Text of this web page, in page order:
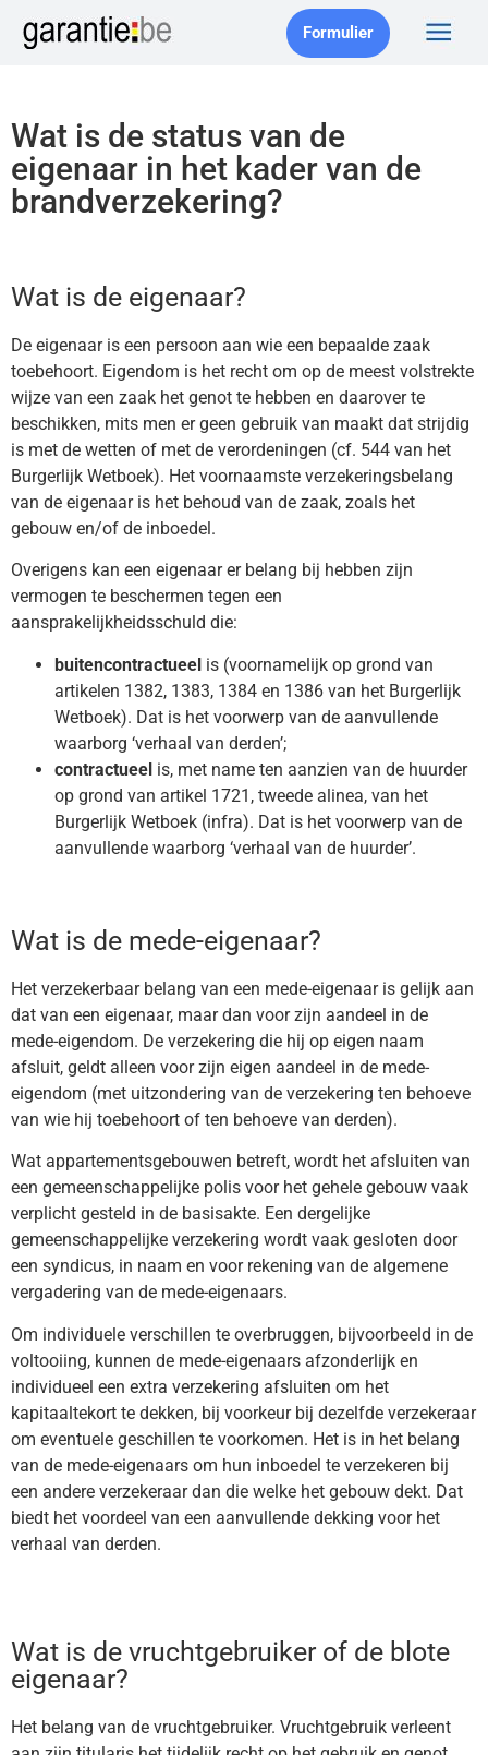
Formulier
Wat is de status van de
eigenaar in het kader van de
brandverzekering?
Wat is de eigenaar?
De eigenaar is een persoon aan wie een bepaalde zaak
toebehoort. Eigendom is het recht om op de meest volstrekte
wijze van een zaak het genot te hebben en daarover te
beschikken, mits men er geen gebruik van maakt dat strijdig
is met de wetten of met de verordeningen (cf. 544 van het
Burgerlijk Wetboek). Het voornaamste verzekeringsbelang
van de eigenaar is het behoud van de zaak, zoals het
gebouw en/of de inboedel.
Overigens kan een eigenaar er belang bij hebben zijn
vermogen te beschermen tegen een
aansprakelijkheidsschuld die:
buitencontractueel is (voornamelijk op grond van
artikelen 1382, 1383, 1384 en 1386 van het Burgerlijk
Wetboek). Dat is het voorwerp van de aanvullende
waarborg ‘verhaal van derden’;
contractueel is, met name ten aanzien van de huurder
op grond van artikel 1721, tweede alinea, van het
Burgerlijk Wetboek (infra). Dat is het voorwerp van de
aanvullende waarborg ‘verhaal van de huurder’.
Wat is de mede-eigenaar?
Het verzekerbaar belang van een mede-eigenaar is gelijk aan
dat van een eigenaar, maar dan voor zijn aandeel in de
mede-eigendom. De verzekering die hij op eigen naam
afsluit, geldt alleen voor zijn eigen aandeel in de mede-
eigendom (met uitzondering van de verzekering ten behoeve
van wie hij toebehoort of ten behoeve van derden).
Wat appartementsgebouwen betreft, wordt het afsluiten van
een gemeenschappelijke polis voor het gehele gebouw vaak
verplicht gesteld in de basisakte. Een dergelijke
gemeenschappelijke verzekering wordt vaak gesloten door
een syndicus, in naam en voor rekening van de algemene
vergadering van de mede-eigenaars.
Om individuele verschillen te overbruggen, bijvoorbeeld in de
voltooiing, kunnen de mede-eigenaars afzonderlijk en
individueel een extra verzekering afsluiten om het
kapitaaltekort te dekken, bij voorkeur bij dezelfde verzekeraar
om eventuele geschillen te voorkomen. Het is in het belang
van de mede-eigenaars om hun inboedel te verzekeren bij
een andere verzekeraar dan die welke het gebouw dekt. Dat
biedt het voordeel van een aanvullende dekking voor het
verhaal van derden.
Wat is de vruchtgebruiker of de blote
eigenaar?
Het belang van de vruchtgebruiker. Vruchtgebruik verleent